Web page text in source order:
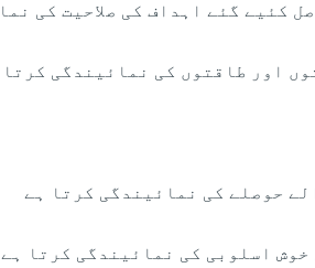
کئیے گئے اہداف کی صلاحیت کی
اور طاقتوں کی نمائیندگی
حوصلے کی نمائیندگی کرتا ہے
اسلوبی کی نمائیندگی کرتا ہے